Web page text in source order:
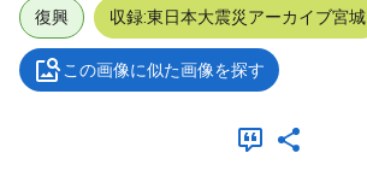
復興 収録:東日本大震災アーカイブ宮城
この画像に似た画像を探す